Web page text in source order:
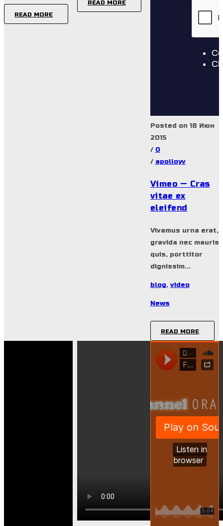
READ MORE
READ MORE
Posted on 18 Июн
2015
/ 0
/ apolloyv
Vimeo — Cras
vitae ex
eleifend
Vivamus urna erat,
gravida nec mauris
quis, porttitor
dignissim...
blog, video
News
READ MORE